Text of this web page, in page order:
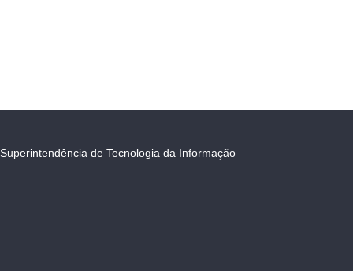
Superintendência de Tecnologia da Informação